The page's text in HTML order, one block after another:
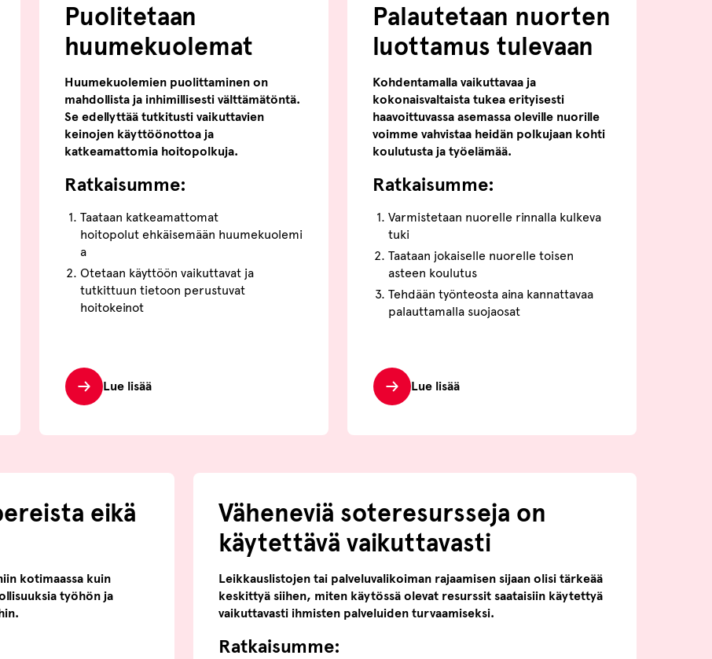
Puolitetaan
huumekuolemat
Huumekuolemien puolittaminen on
mahdollista ja inhimillisesti välttämätöntä.
Se edellyttää tutkitusti vaikuttavien
keinojen käyttöönottoa ja
katkeamattomia hoitopolkuja.
Ratkaisumme:
Taataan katkeamattomat
hoitopolut ehkäisemään huumekuolemi
a
Otetaan käyttöön vaikuttavat ja
tutkittuun tietoon perustuvat
hoitokeinot
Lue lisää
Palautetaan nuorten
luottamus tulevaan
Kohdentamalla vaikuttavaa ja
kokonaisvaltaista tukea erityisesti
haavoittuvassa asemassa oleville nuorille
voimme vahvistaa heidän polkujaan kohti
koulutusta ja työelämää.
Ratkaisumme:
Varmistetaan nuorelle rinnalla kulkeva
tuki
Taataan jokaiselle nuorelle toisen
asteen koulutus
Tehdään työnteosta aina kannattavaa
palauttamalla suojaosat
Lue lisää
eikä
kotimaassa kuin
työhön ja
Väheneviä soteresursseja on
käytettävä vaikuttavasti
Leikkauslistojen tai palveluvalikoiman rajaamisen sijaan olisi tärkeää
keskittyä siihen, miten käytössä olevat resurssit saataisiin käytettyä
vaikuttavasti ihmisten palveluiden turvaamiseksi.
Ratkaisumme: